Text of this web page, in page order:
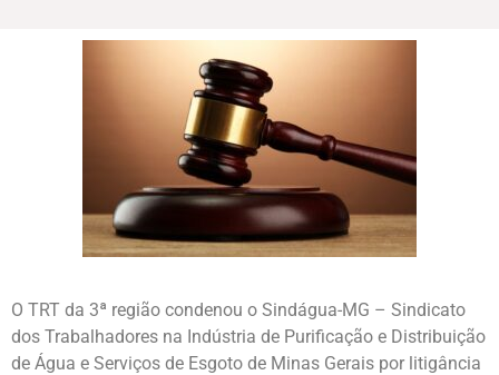
O TRT da 3ª região condenou o Sindágua-MG – Sindicato
dos Trabalhadores na Indústria de Purificação e Distribuição
de Água e Serviços de Esgoto de Minas Gerais por litigância